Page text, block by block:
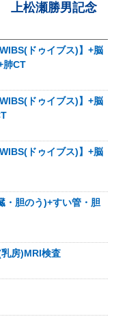
上松瀬勝男記念
ドゥイブス)】+脳
肺CT
ドゥイブス)】+脳
ドゥイブス)】+脳
・胆のう)+すい管・胆
房)MRI検査